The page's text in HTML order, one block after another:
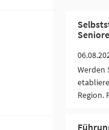
Werden
Region.